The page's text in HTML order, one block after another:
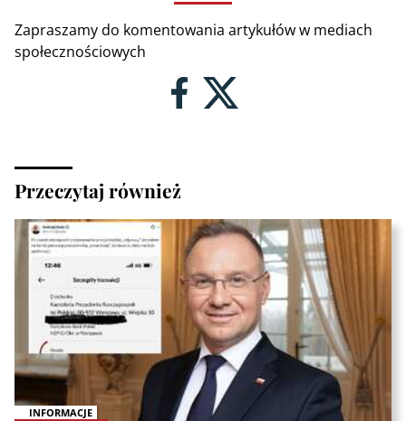
Zapraszamy do komentowania artykułów w mediach
społecznościowych
Przeczytaj również
INFORMACJE